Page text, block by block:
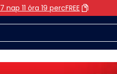
7 nap 11 óra 19 percFREE